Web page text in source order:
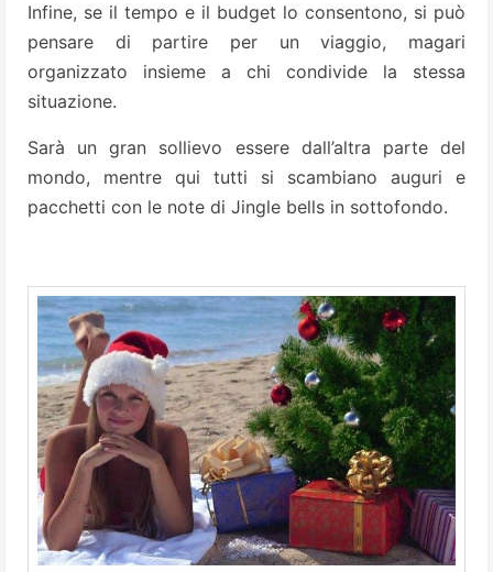
Infine, se il tempo e il budget lo consentono, si può
pensare di partire per un viaggio, magari
organizzato insieme a chi condivide la stessa
situazione.
Sarà un gran sollievo essere dall’altra parte del
mondo, mentre qui tutti si scambiano auguri e
pacchetti con le note di Jingle bells in sottofondo.